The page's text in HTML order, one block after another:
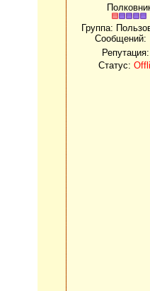
Группа:
Сообщений:
Статус: